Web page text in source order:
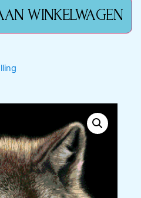
WINKELWAGEN